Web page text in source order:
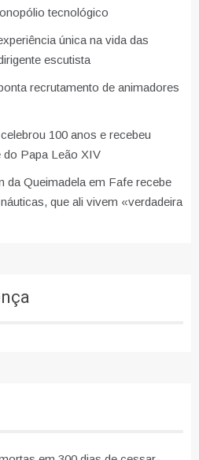
tecnológico
única na vida das
escutista
recrutamento de animadores
100 anos e recebeu
do Papa Leão XIV
da Queimadela em Fafe recebe
que ali vivem «verdadeira